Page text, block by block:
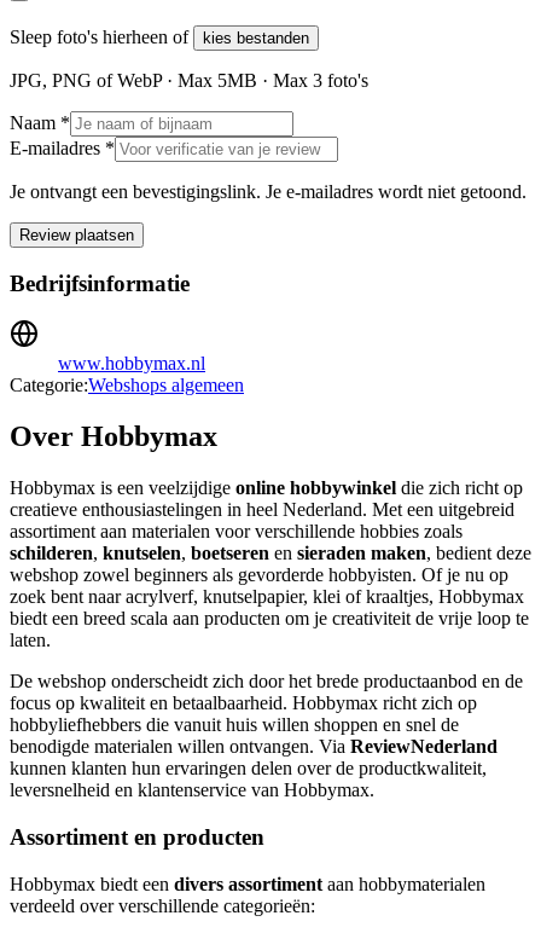
Sleep foto's hierheen of kies bestanden
JPG, PNG of WebP · Max 5MB · Max 3 foto's
Naam *
E-mailadres *
Je ontvangt een bevestigingslink. Je e-mailadres wordt niet getoond.
Review plaatsen
Bedrijfsinformatie
www.hobbymax.nl
Categorie:Webshops algemeen
Over Hobbymax
Hobbymax is een veelzijdige online hobbywinkel die zich richt op
creatieve enthousiastelingen in heel Nederland. Met een uitgebreid
assortiment aan materialen voor verschillende hobbies zoals
schilderen, knutselen, boetseren en sieraden maken, bedient deze
webshop zowel beginners als gevorderde hobbyisten. Of je nu op
zoek bent naar acrylverf, knutselpapier, klei of kraaltjes, Hobbymax
biedt een breed scala aan producten om je creativiteit de vrije loop te
laten.
De webshop onderscheidt zich door het brede productaanbod en de
focus op kwaliteit en betaalbaarheid. Hobbymax richt zich op
hobbyliefhebbers die vanuit huis willen shoppen en snel de
benodigde materialen willen ontvangen. Via ReviewNederland
kunnen klanten hun ervaringen delen over de productkwaliteit,
leversnelheid en klantenservice van Hobbymax.
Assortiment en producten
Hobbymax biedt een divers assortiment aan hobbymaterialen
verdeeld over verschillende categorieën: